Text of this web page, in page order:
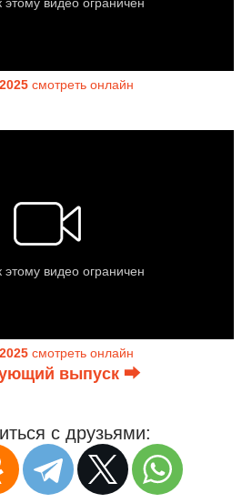
смотреть онлайн
смотреть онлайн
выпуск ⮕
с друзьями: